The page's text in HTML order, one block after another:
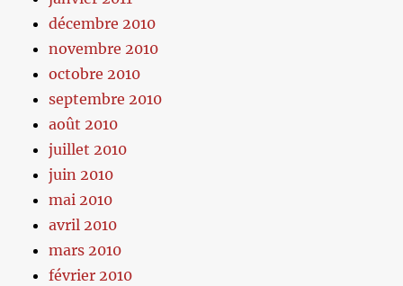
décembre 2010
novembre 2010
octobre 2010
septembre 2010
août 2010
juillet 2010
juin 2010
mai 2010
avril 2010
mars 2010
février 2010